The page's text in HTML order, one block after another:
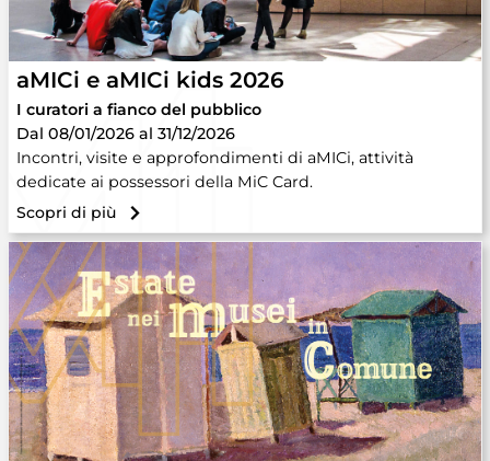
aMICi e aMICi kids 2026
I curatori a fianco del pubblico
Dal 08/01/2026 al 31/12/2026
Incontri, visite e approfondimenti di aMICi, attività
dedicate ai possessori della MiC Card.
Scopri di più